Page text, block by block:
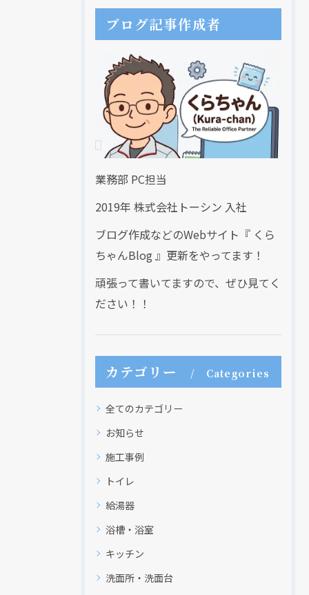
ブログ記事作成者
業務部 PC担当
2019年 株式会社トーシン 入社
ブログ作成などのWebサイト『 くら
ちゃんBlog 』更新をやってます！
頑張って書いてますので、ぜひ見てく
ださい！！
カテゴリー Categories
全てのカテゴリー
お知らせ
施工事例
トイレ
給湯器
浴槽・浴室
キッチン
洗面所・洗面台